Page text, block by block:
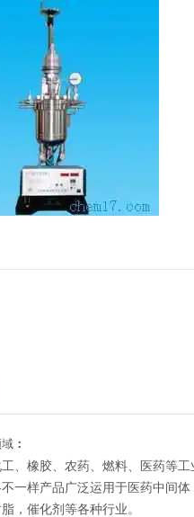
：
、橡胶、农药、燃料、医药等
一样产品广泛运用于医药中间
，催化剂等各种行业。